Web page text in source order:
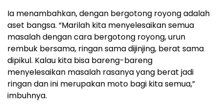
Ia menambahkan, dengan bergotong royong adalah
aset bangsa. “Marilah kita menyelesaikan semua
masalah dengan cara bergotong royong, urun
rembuk bersama, ringan sama dijinjing, berat sama
dipikul. Kalau kita bisa bareng-bareng
menyelesaikan masalah rasanya yang berat jadi
ringan dan ini merupakan moto bagi kita semua,”
imbuhnya.